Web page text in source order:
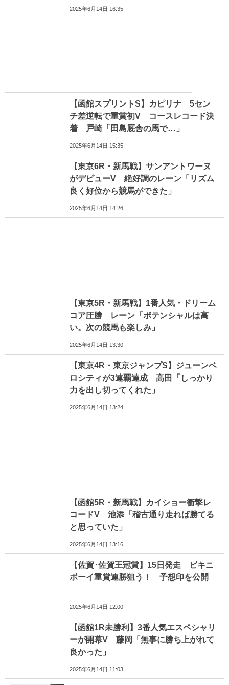
2025年6月14日 16:35
【函館スプリントS】カピリナ 5セン
チ差逆転で重賞初V コースレコード決
着 戸崎「田島厩舎の馬で…」
2025年6月14日 15:35
【東京6R・新馬戦】サンアントワーヌ
がデビューV 絶好調のレーン「リズム
良く好位から競馬ができた」
2025年6月14日 14:26
【東京5R・新馬戦】1番人気・ドリーム
コア圧勝 レーン「ポテンシャルは高
い。次の競馬も楽しみ」
2025年6月14日 13:30
【東京4R・東京ジャンプS】ジューンベ
ロシティが3連覇達成 高田「しっかり
力を出し切ってくれた」
2025年6月14日 13:24
【函館5R・新馬戦】カイショー衝撃レ
コードV 池添「稽古通り走れば勝てる
と思っていた」
2025年6月14日 13:16
【佐賀･佐賀王冠賞】15日発走 ビキニ
ボーイ重賞連勝狙う！ 予想印を公開
2025年6月14日 12:00
【函館1R未勝利】3番人気エスペシャリ
ーが開幕V 藤岡「無事に勝ち上がれて
良かった」
2025年6月14日 11:03